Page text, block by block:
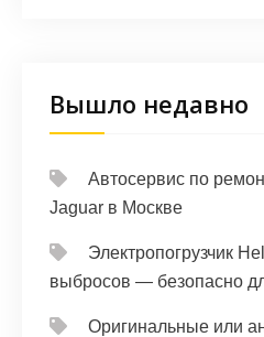
Вышло недавно
Автосервис по
Jaguar в Москве
Электропогрузчик
выбросов — безопасно
Оригинальные или